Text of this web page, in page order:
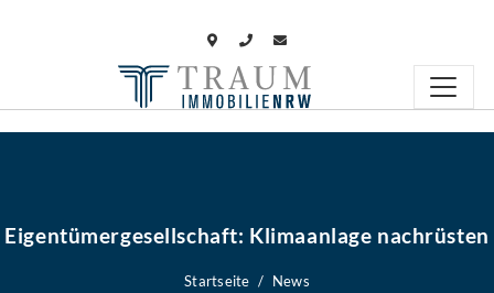
Eigentümergesellschaft: Klimaanlage nachrüsten
Startseite
News